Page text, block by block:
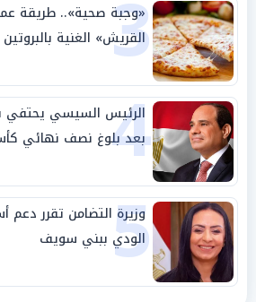
3
«وجبة صحية».. طريقة
القريش» الغنية بالبروتين
4
الرئيس السيسي يحتفي
بعد بلوغ نصف نهائي
5
وزيرة التضامن تقرر دعم
الودي ببني سويف